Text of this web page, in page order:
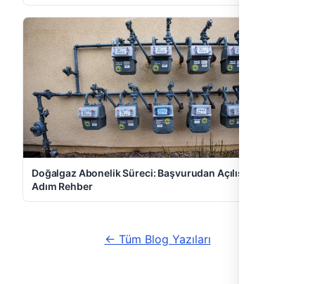
Doğalgaz Abonelik Süreci: Başvurudan Açılışa Adım
Adım Rehber
← Tüm Blog Yazıları